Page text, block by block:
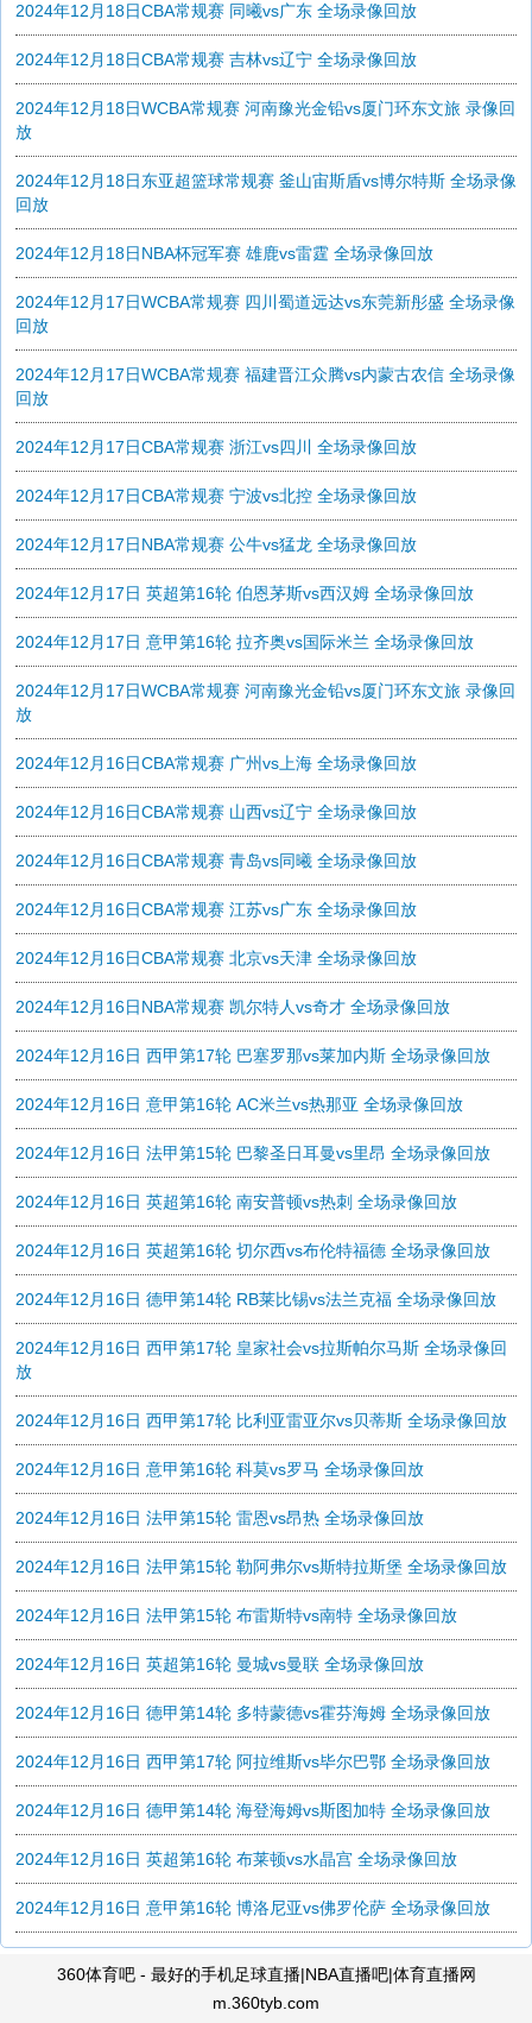
2024年12月18日CBA常规赛 同曦vs广东 全场录像回放
2024年12月18日CBA常规赛 吉林vs辽宁 全场录像回放
2024年12月18日WCBA常规赛 河南豫光金铅vs厦门环东文旅 录像回
放
2024年12月18日东亚超篮球常规赛 釜山宙斯盾vs博尔特斯 全场录像
回放
2024年12月18日NBA杯冠军赛 雄鹿vs雷霆 全场录像回放
2024年12月17日WCBA常规赛 四川蜀道远达vs东莞新彤盛 全场录像
回放
2024年12月17日WCBA常规赛 福建晋江众腾vs内蒙古农信 全场录像
回放
2024年12月17日CBA常规赛 浙江vs四川 全场录像回放
2024年12月17日CBA常规赛 宁波vs北控 全场录像回放
2024年12月17日NBA常规赛 公牛vs猛龙 全场录像回放
2024年12月17日 英超第16轮 伯恩茅斯vs西汉姆 全场录像回放
2024年12月17日 意甲第16轮 拉齐奥vs国际米兰 全场录像回放
2024年12月17日WCBA常规赛 河南豫光金铅vs厦门环东文旅 录像回
放
2024年12月16日CBA常规赛 广州vs上海 全场录像回放
2024年12月16日CBA常规赛 山西vs辽宁 全场录像回放
2024年12月16日CBA常规赛 青岛vs同曦 全场录像回放
2024年12月16日CBA常规赛 江苏vs广东 全场录像回放
2024年12月16日CBA常规赛 北京vs天津 全场录像回放
2024年12月16日NBA常规赛 凯尔特人vs奇才 全场录像回放
2024年12月16日 西甲第17轮 巴塞罗那vs莱加内斯 全场录像回放
2024年12月16日 意甲第16轮 AC米兰vs热那亚 全场录像回放
2024年12月16日 法甲第15轮 巴黎圣日耳曼vs里昂 全场录像回放
2024年12月16日 英超第16轮 南安普顿vs热刺 全场录像回放
2024年12月16日 英超第16轮 切尔西vs布伦特福德 全场录像回放
2024年12月16日 德甲第14轮 RB莱比锡vs法兰克福 全场录像回放
2024年12月16日 西甲第17轮 皇家社会vs拉斯帕尔马斯 全场录像回
放
2024年12月16日 西甲第17轮 比利亚雷亚尔vs贝蒂斯 全场录像回放
2024年12月16日 意甲第16轮 科莫vs罗马 全场录像回放
2024年12月16日 法甲第15轮 雷恩vs昂热 全场录像回放
2024年12月16日 法甲第15轮 勒阿弗尔vs斯特拉斯堡 全场录像回放
2024年12月16日 法甲第15轮 布雷斯特vs南特 全场录像回放
2024年12月16日 英超第16轮 曼城vs曼联 全场录像回放
2024年12月16日 德甲第14轮 多特蒙德vs霍芬海姆 全场录像回放
2024年12月16日 西甲第17轮 阿拉维斯vs毕尔巴鄂 全场录像回放
2024年12月16日 德甲第14轮 海登海姆vs斯图加特 全场录像回放
2024年12月16日 英超第16轮 布莱顿vs水晶宫 全场录像回放
2024年12月16日 意甲第16轮 博洛尼亚vs佛罗伦萨 全场录像回放
360体育吧 - 最好的手机足球直播|NBA直播吧|体育直播网
m.360tyb.com